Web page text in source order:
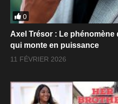
0
Axel Trésor : Le
qui monte en puissance
11 FÉVRIER 2026